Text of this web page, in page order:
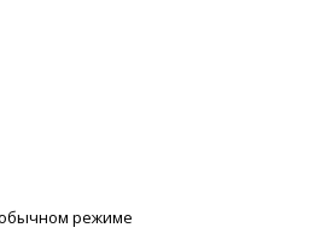
режиме